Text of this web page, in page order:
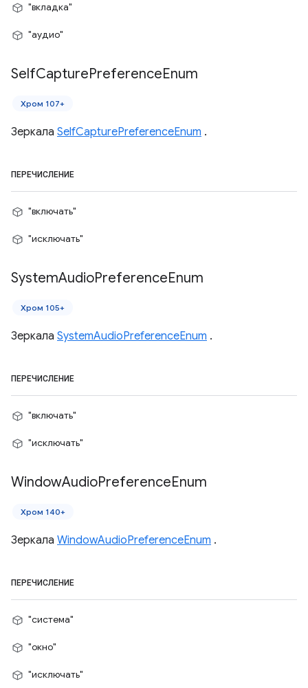
"вкладка"
"аудио"
SelfCapturePreferenceEnum
Хром 107+
Зеркала SelfCapturePreferenceEnum .
ПЕРЕЧИСЛЕНИЕ
"включать"
"исключать"
SystemAudioPreferenceEnum
Хром 105+
Зеркала SystemAudioPreferenceEnum .
ПЕРЕЧИСЛЕНИЕ
"включать"
"исключать"
WindowAudioPreferenceEnum
Хром 140+
Зеркала WindowAudioPreferenceEnum .
ПЕРЕЧИСЛЕНИЕ
"система"
"окно"
"исключать"